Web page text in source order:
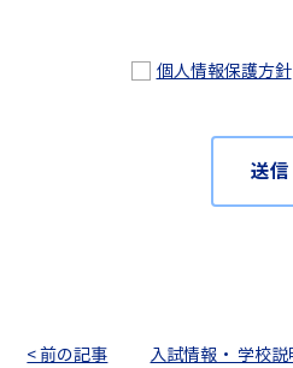
個人情報保護方針
< 前の記事
入試情報・ 学校